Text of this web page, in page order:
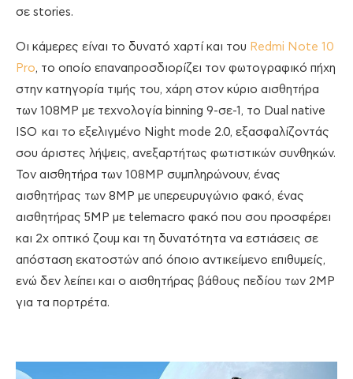
σε stories.
Oι κάμερες είναι το δυνατό χαρτί και του Redmi Note 10
Pro, το οποίο επαναπροσδιορίζει τον φωτογραφικό πήχη
στην κατηγορία τιμής του, χάρη στον κύριο αισθητήρα
των 108MP με τεχνολογία binning 9-σε-1, το Dual native
ISO και το εξελιγμένο Night mode 2.0, εξασφαλίζοντάς
σου άριστες λήψεις, ανεξαρτήτως φωτιστικών συνθηκών.
Τον αισθητήρα των 108MP συμπληρώνουν, ένας
αισθητήρας των 8MP με υπερευρυγώνιο φακό, ένας
αισθητήρας 5MP με telemacro φακό που σου προσφέρει
και 2x οπτικό ζουμ και τη δυνατότητα να εστιάσεις σε
απόσταση εκατοστών από όποιο αντικείμενο επιθυμείς,
ενώ δεν λείπει και ο αισθητήρας βάθους πεδίου των 2MP
για τα πορτρέτα.